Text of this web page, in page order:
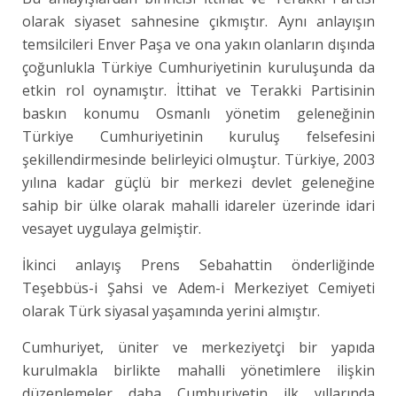
olarak siyaset sahnesine çıkmıştır. Aynı anlayışın
temsilcileri Enver Paşa ve ona yakın olanların dışında
çoğunlukla Türkiye Cumhuriyetinin kuruluşunda da
etkin rol oynamıştır. İttihat ve Terakki Partisinin
baskın konumu Osmanlı yönetim geleneğinin
Türkiye Cumhuriyetinin kuruluş felsefesini
şekillendirmesinde belirleyici olmuştur. Türkiye, 2003
yılına kadar güçlü bir merkezi devlet geleneğine
sahip bir ülke olarak mahalli idareler üzerinde idari
vesayet uygulaya gelmiştir.
İkinci anlayış Prens Sebahattin önderliğinde
Teşebbüs-i Şahsi ve Adem-i Merkeziyet Cemiyeti
olarak Türk siyasal yaşamında yerini almıştır.
Cumhuriyet, üniter ve merkeziyetçi bir yapıda
kurulmakla birlikte mahalli yönetimlere ilişkin